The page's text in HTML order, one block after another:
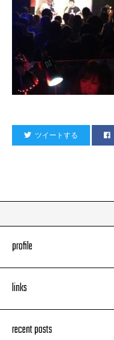
ツイートする
profile
links
recent posts